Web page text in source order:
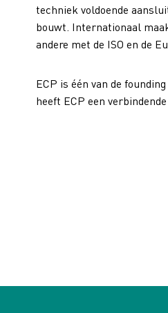
techniek voldoende
bouwt. Internationaal
andere met de ISO en de
ECP is één van de
heeft ECP een